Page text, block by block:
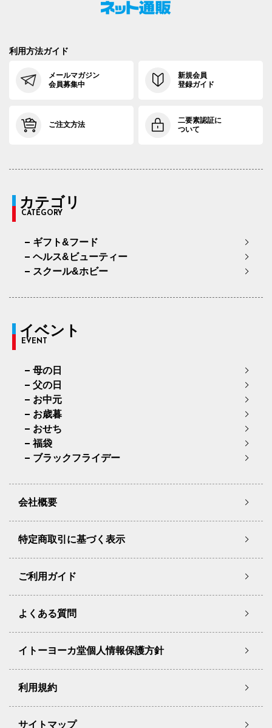
利用方法ガイド
メールマガジン
会員募集中
新規会員
登録ガイド
ご注文方法
二要素認証に
ついて
カテゴリ
CATEGORY
ギフト&フード
ヘルス&ビューティー
スクール&ホビー
イベント
EVENT
母の日
父の日
お中元
お歳暮
おせち
福袋
ブラックフライデー
会社概要
特定商取引に基づく表示
ご利用ガイド
よくある質問
イトーヨーカ堂個人情報保護方針
利用規約
サイトマップ